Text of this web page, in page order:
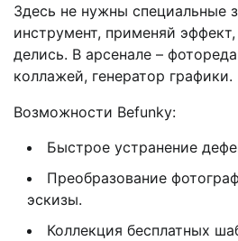
Здесь не нужны специальные
инструмент, применяй
делись. В арсенале –
коллажей, генератор графики.
Возможности Befunky:
Быстрое устранение
Преобразование
эскизы.
Коллекция бесплатных